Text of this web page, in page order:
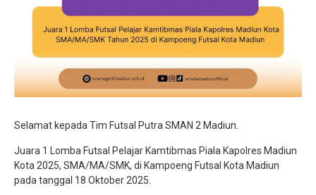
Selamat kepada Tim Futsal Putra SMAN 2 Madiun.
Juara 1 Lomba Futsal Pelajar Kamtibmas Piala Kapolres Madiun
Kota 2025, SMA/MA/SMK, di Kampoeng Futsal Kota Madiun
pada tanggal 18 Oktober 2025.